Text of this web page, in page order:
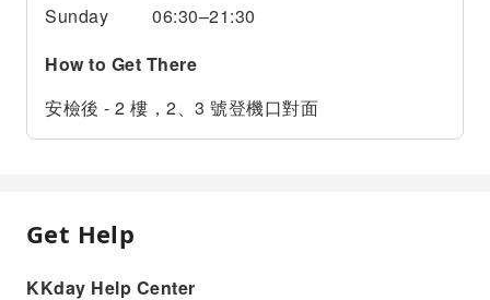
Sunday
06:30–21:30
How to Get There
安檢後 - 2 樓，2、3 號登機口對面
Get Help
KKday Help Center